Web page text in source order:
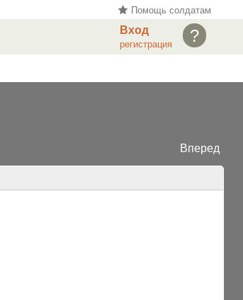
Помощь солдатам
?
Вход
регистрация
Вперед